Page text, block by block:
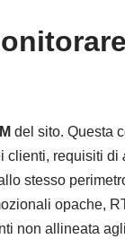
del sito. Questa
clienti, requisiti di
stesso
opache,
non allineata